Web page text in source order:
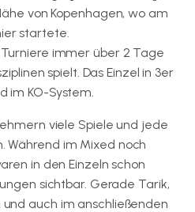
von Kopenhagen, wo am
startete.
immer über 2 Tage
spielt. Das Einzel in 3er
im KO-System.
viele Spiele und jede
Während im Mixed noch
in den Einzeln schon
sichtbar. Gerade Tarik,
auch im anschließenden